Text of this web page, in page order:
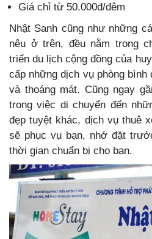
Giá chỉ từ 50.000đ/đêm
Nhật Sanh cũng như những
nêu ở trên, đều nằm trong
triển du lịch cộng đồng của
cấp những dịch vụ phòng
và thoáng mát. Cũng ngay
trong việc di chuyển đến
đẹp tuyệt khác, dịch vụ thuê
sẽ phục vụ bạn, nhớ đặt
thời gian chuẩn bị cho bạn.